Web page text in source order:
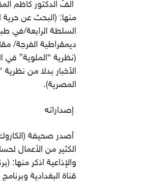
الفّ الدكتور كاظم
ديمقراطية الفرجة/
الأخبار بدلا من
المصرية).
إصداراته
الكثير من الأعمال
قناة البغدادية